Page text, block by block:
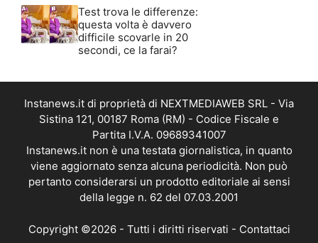
Test trova le differenze:
questa volta è davvero
difficile scovarle in 20
secondi, ce la farai?
Instanews.it di proprietà di NEXTMEDIAWEB SRL - Via
Sistina 121, 00187 Roma (RM) - Codice Fiscale e
Partita I.V.A. 09689341007
Instanews.it non è una testata giornalistica, in quanto
viene aggiornato senza alcuna periodicità. Non può
pertanto considerarsi un prodotto editoriale ai sensi
della legge n. 62 del 07.03.2001
Copyright ©2026 - Tutti i diritti riservati - Contattaci